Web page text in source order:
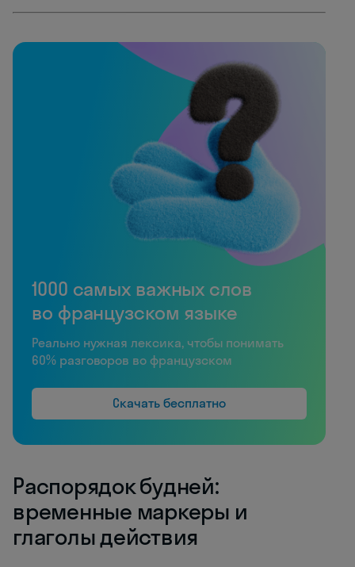
1000 самых важных слов
во французском языке
Реально нужная лексика, чтобы понимать
60% разговоров во французском
Скачать бесплатно
Распорядок будней:
временные маркеры и
глаголы действия